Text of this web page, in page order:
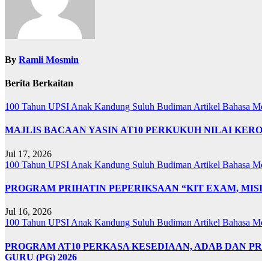
By Ramli Mosmin
Berita Berkaitan
100 Tahun UPSI Anak Kandung Suluh Budiman Artikel Bahasa
MAJLIS BACAAN YASIN AT10 PERKUKUH NILAI
Jul 17, 2026
100 Tahun UPSI Anak Kandung Suluh Budiman Artikel Bahasa
PROGRAM PRIHATIN PEPERIKSAAN “KIT EXAM,
Jul 16, 2026
100 Tahun UPSI Anak Kandung Suluh Budiman Artikel Bahasa
PROGRAM AT10 PERKASA KESEDIAAN, ADAB DAN
GURU (PG) 2026